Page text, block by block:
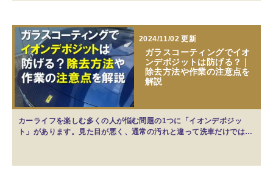
2024/11/02 更新
ガラスコーティングでイオ
ンデポジットは防げる？｜
除去方法や作業の注意点を
解説
カーライフを楽しむ多くの人が悩む問題の1つに「イオンデポジッ
ト」があります。見た目が悪く、通常の汚れと違って洗車だけでは…